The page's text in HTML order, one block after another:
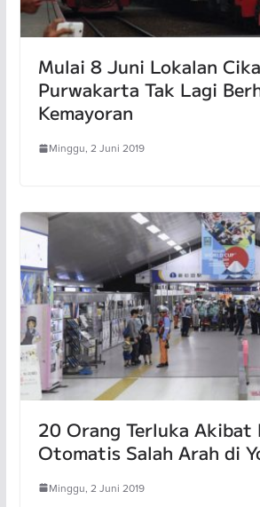
Mulai 8 Juni Lokalan
Purwakarta Tak Lagi
Kemayoran
Minggu, 2 Juni 2019
20 Orang Terluka Akibat
Otomatis Salah Arah di
Minggu, 2 Juni 2019